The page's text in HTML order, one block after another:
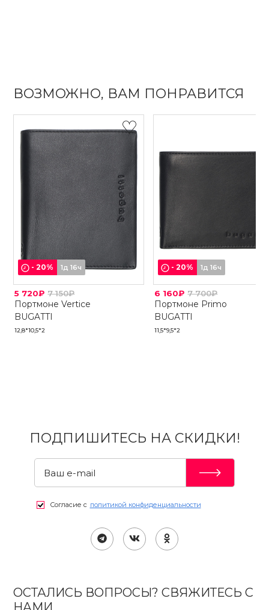
ВОЗМОЖНО, ВАМ ПОНРАВИТСЯ
-20% 1д 16ч
5 720₽ 7 150₽
Портмоне Vertice
BUGATTI
12,8*10,5*2
-20% 1д 16ч
6 160₽ 7 700₽
Портмоне Primo
BUGATTI
11,5*9,5*2
ПОДПИШИТЕСЬ НА СКИДКИ!
Согласие с политикой конфиденциальности
ОСТАЛИСЬ ВОПРОСЫ? СВЯЖИТЕСЬ С
НАМИ